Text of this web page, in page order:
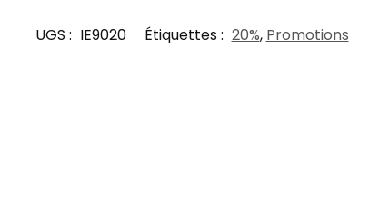
UGS : IE9020 Étiquettes : 20%, Promotions